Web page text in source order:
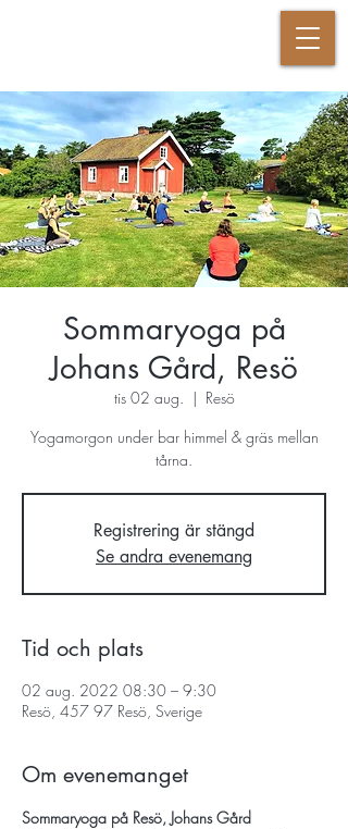
Sommaryoga på
Johans Gård, Resö
tis 02 aug.
  |
Resö
Yogamorgon under bar himmel & gräs mellan
tårna.
Registrering är stängd
Se andra evenemang
Tid och plats
02 aug. 2022 08:30 – 9:30
Resö, 457 97 Resö, Sverige
Om evenemanget
Sommaryoga på Resö, Johans Gård